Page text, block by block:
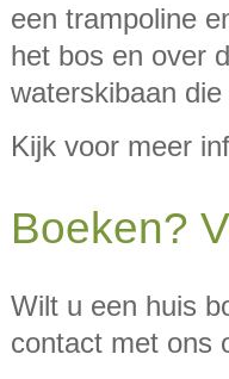
een trampoline
het bos en over
waterskibaan
Kijk voor meer
Boeken?
Wilt u een huis
contact met ons